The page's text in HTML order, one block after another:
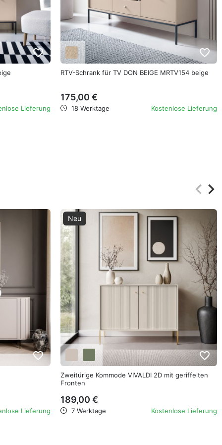
favorite_border
Lieferung
favorite_border
RTV-Schrank für TV DON BEIGE MRTV154 beige
175,00 €
18 Werktage Kostenlose Lieferung
keyboard_arrow_left
keyboard_arrow_right
favorite_border
Lieferung
Neu
favorite_border
Zweitürige Kommode VIVALDI 2D mit geriffelten
Fronten
189,00 €
7 Werktage Kostenlose Lieferung